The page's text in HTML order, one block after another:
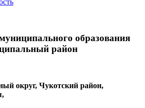
образования
район
округ, Чукотский район,